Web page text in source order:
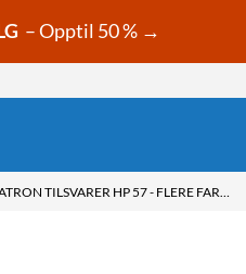
– Opptil 50 % →
PEACH BLEKKPATRON TILSVARER HP 57 - FLERE FARGER